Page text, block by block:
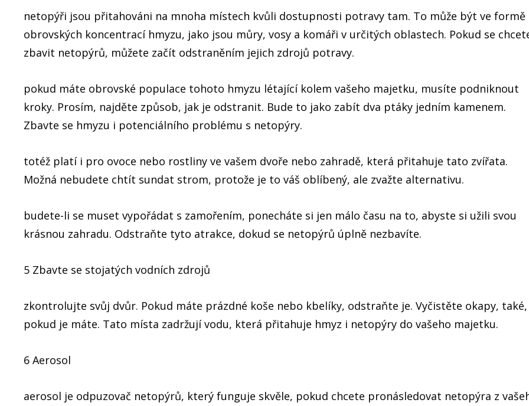
netopýři jsou přitahováni na mnoha místech kvůli dostupnosti potravy tam. To může být ve formě
obrovských koncentrací hmyzu, jako jsou můry, vosy a komáři v určitých oblastech. Pokud se
zbavit netopýrů, můžete začít odstraněním jejich zdrojů potravy.
pokud máte obrovské populace tohoto hmyzu létající kolem vašeho majetku, musíte podniknout
kroky. Prosím, najděte způsob, jak je odstranit. Bude to jako zabít dva ptáky jedním kamenem.
Zbavte se hmyzu i potenciálního problému s netopýry.
totéž platí i pro ovoce nebo rostliny ve vašem dvoře nebo zahradě, která přitahuje tato zvířata.
Možná nebudete chtít sundat strom, protože je to váš oblíbený, ale zvažte alternativu.
budete-li se muset vypořádat s zamořením, ponecháte si jen málo času na to, abyste si užili svou
krásnou zahradu. Odstraňte tyto atrakce, dokud se netopýrů úplně nezbavíte.
5 Zbavte se stojatých vodních zdrojů
zkontrolujte svůj dvůr. Pokud máte prázdné koše nebo kbelíky, odstraňte je. Vyčistěte okapy, také,
pokud je máte. Tato místa zadržují vodu, která přitahuje hmyz i netopýry do vašeho majetku.
6 Aerosol
aerosol je odpuzovač netopýrů, který funguje skvěle, pokud chcete pronásledovat netopýra z